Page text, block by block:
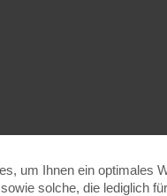
um Ihnen ein optimales
solche, die lediglich